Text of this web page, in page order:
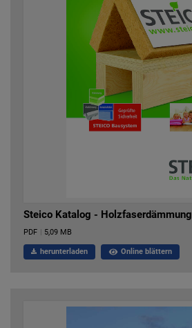
Steico Katalog - Holzfaserdämmung
PDF | 5,09 MB
herunterladen Online blättern